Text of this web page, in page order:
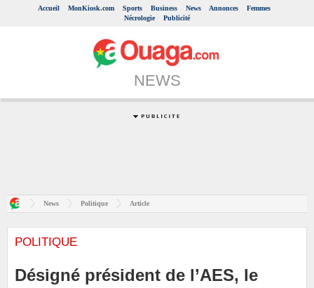
Accueil MonKiosk.com Sports Business News Annonces
Femmes
Nécrologie
Publicité
NEWS
News Politique Article
POLITIQUE
Désigné président de l’AES, le